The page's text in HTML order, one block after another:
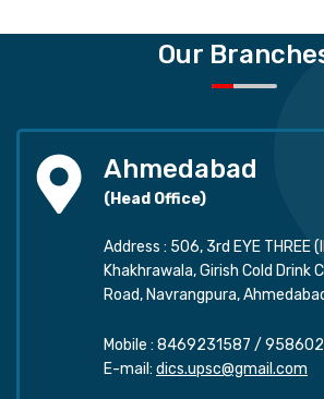
Our
Ahmedabad
(Head Office)
Address : 506, 3rd EYE THREE
Khakhrawala, Girish Cold Drink
Road, Navrangpura,
Mobile : 8469231587 /
E-mail: dics.upsc@gmail.com